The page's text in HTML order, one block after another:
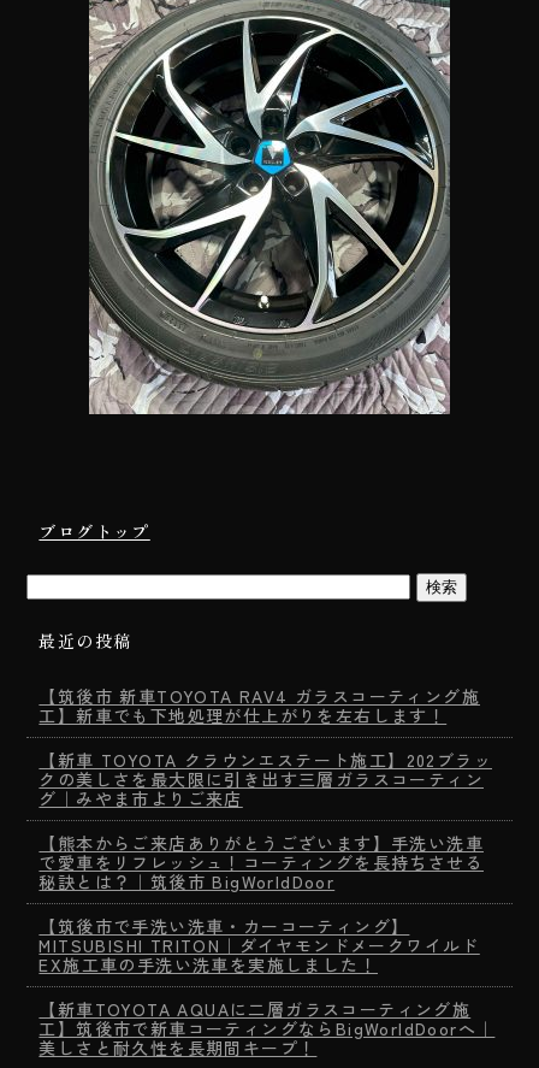
ブログトップ
最近の投稿
【筑後市 新車TOYOTA RAV4 ガラスコーティング施
工】新車でも下地処理が仕上がりを左右します！
【新車 TOYOTA クラウンエステート施工】202ブラッ
クの美しさを最大限に引き出す三層ガラスコーティン
グ｜みやま市よりご来店
【熊本からご来店ありがとうございます】手洗い洗車
で愛車をリフレッシュ！コーティングを長持ちさせる
秘訣とは？｜筑後市 BigWorldDoor
【筑後市で手洗い洗車・カーコーティング】
MITSUBISHI TRITON｜ダイヤモンドメークワイルド
EX施工車の手洗い洗車を実施しました！
【新車TOYOTA AQUAに二層ガラスコーティング施
工】筑後市で新車コーティングならBigWorldDoorへ｜
美しさと耐久性を長期間キープ！